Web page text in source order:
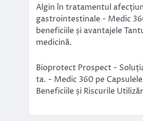
Algin în tratamentul
gastrointestinale - Medic
beneficiile și avantajele
medicină.
Bioprotect Prospect -
ta. - Medic 360pe
Beneficiile și Riscurile